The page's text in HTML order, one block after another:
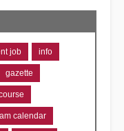
job info
gazette
calendar